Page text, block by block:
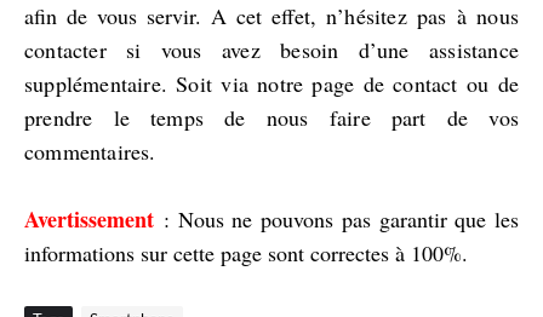
afin de vous servir. A cet effet, n’hésitez pas à nous
contacter si vous avez besoin d’une assistance
supplémentaire. Soit via notre page de contact ou de
prendre le temps de nous faire part de vos
commentaires.
Avertissement : Nous ne pouvons pas garantir que les
informations sur cette page sont correctes à 100%.